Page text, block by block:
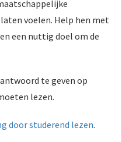
voelen. Help hen met
een nuttig doel om de
te geven op
lezen.
door studerend lezen.